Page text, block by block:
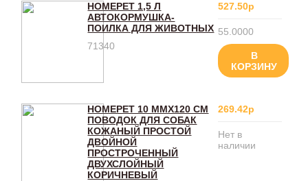
HOMEPET 1,5 Л
АВТОКОРМУШКА-
ПОИЛКА ДЛЯ ЖИВОТНЫХ
71340
527.50р
55.0000
В
КОРЗИНУ
HOMEPET 10 ММХ120 СМ
ПОВОДОК ДЛЯ СОБАК
КОЖАНЫЙ ПРОСТОЙ
ДВОЙНОЙ
ПРОСТРОЧЕННЫЙ
ДВУХСЛОЙНЫЙ
КОРИЧНЕВЫЙ
269.42р
Нет в
наличии